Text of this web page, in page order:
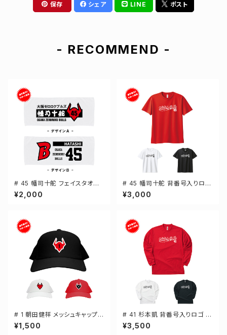
保存 シェア LINE ポスト
- RECOMMEND -
# 45 幡司十舵 フェイスタオル
選手還元 2デザイン FT0144
¥2,000
# 45 幡司十舵 背番号入りロゴ
ドライTシャツ 半袖 選手還元 3
カラー S-5Lサイズ 000300
¥3,000
# 1 朝田健祥 メッシュキャップ
選手還元 3カラー 000700
¥1,500
# 41 杉本凱 背番号入りロゴ ド
ライTシャツ 長袖 選手還元 3カ
ラー S-5Lサイズ 000304
¥3,500